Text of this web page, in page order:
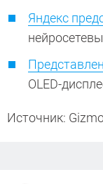
Яндекс
OLED-
Источник: